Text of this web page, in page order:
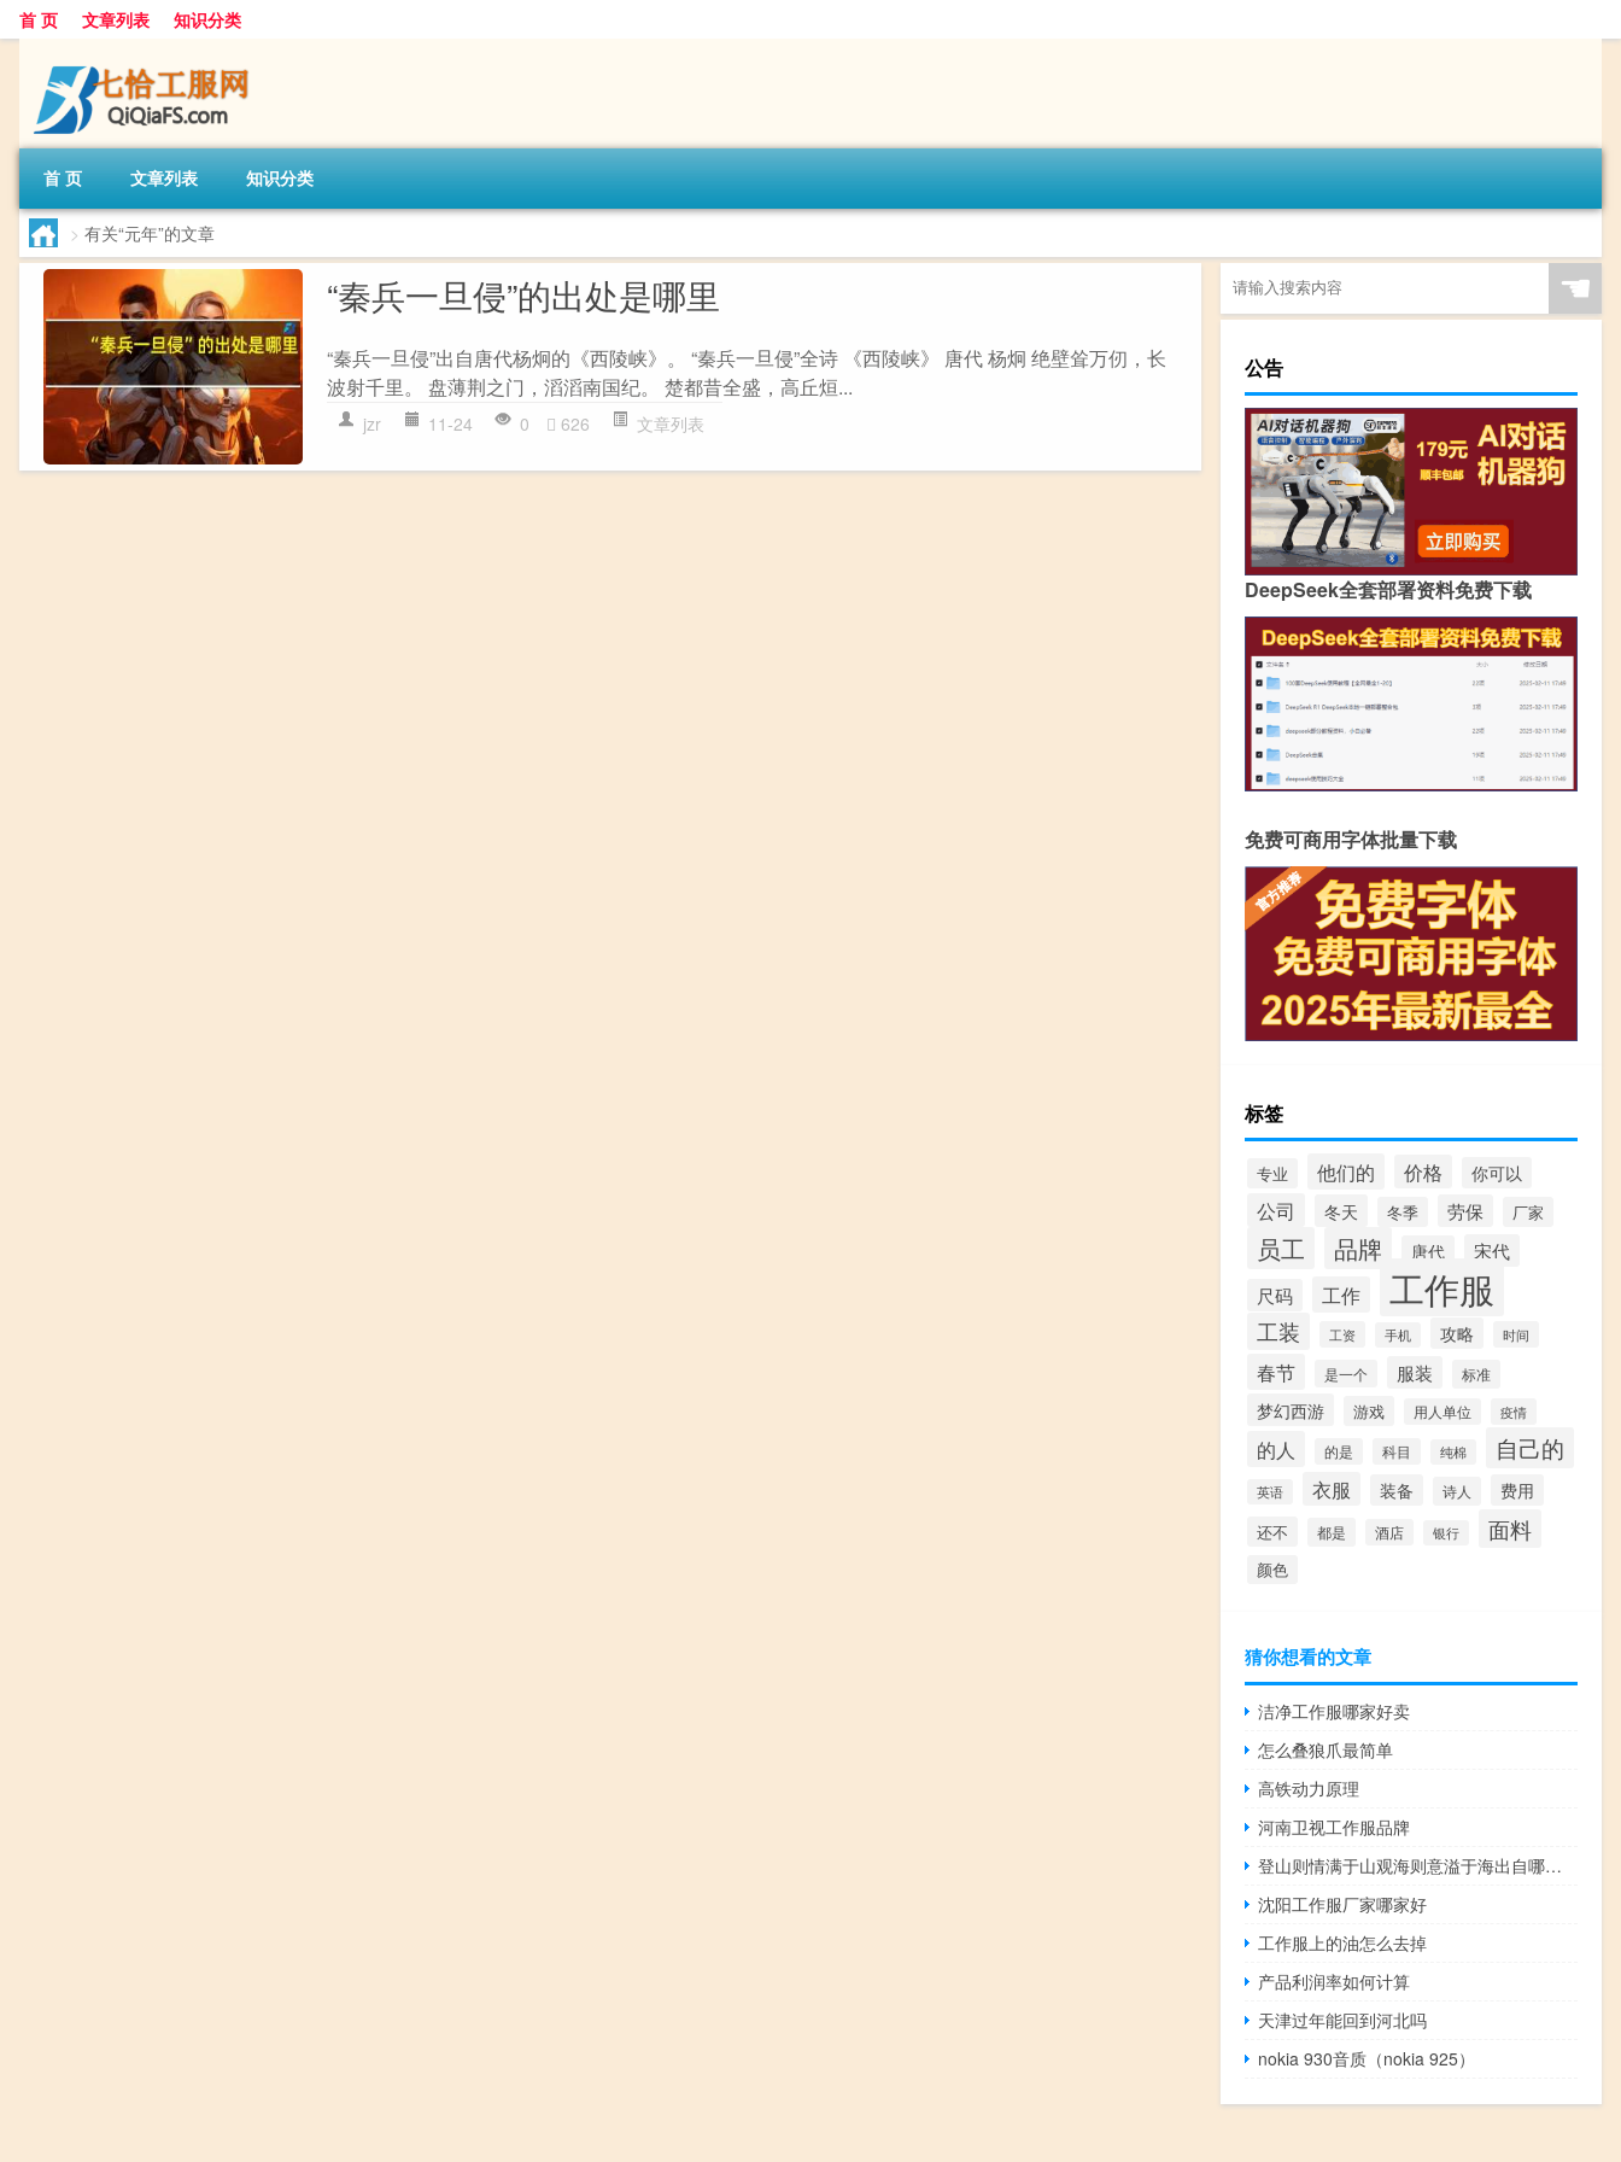
首 页 文章列表 知识分类
首 页 文章列表 知识分类
> 有关“元年”的文章
“秦兵一旦侵”的出处是哪里
“秦兵一旦侵”出自唐代杨炯的《西陵峡》。 “秦兵一旦侵”全诗 《西陵峡》 唐代 杨炯 绝壁耸万仞，长
波射千里。 盘薄荆之门，滔滔南国纪。 楚都昔全盛，高丘烜...
jzr 11-24 0 626 文章列表
☚
公告
DeepSeek全套部署资料免费下载
免费可商用字体批量下载
标签
专业 他们的 价格 你可以
公司 冬天 冬季 劳保 厂家
员工 品牌 唐代
宋代
尺码
工作 工作服
工装 工资 手机 攻略 时间
春节 是一个 服装 标准
梦幻西游 游戏 用人单位 疫情
的人 的是 科目 纯棉 自己的
英语 衣服 装备 诗人 费用
还不 都是 酒店 银行 面料
颜色
猜你想看的文章
洁净工作服哪家好卖
怎么叠狼爪最简单
高铁动力原理
河南卫视工作服品牌
登山则情满于山观海则意溢于海出自哪里（登山则情满于山 观海则意溢于海是什么意思）
沈阳工作服厂家哪家好
工作服上的油怎么去掉
产品利润率如何计算
天津过年能回到河北吗
nokia 930音质（nokia 925）